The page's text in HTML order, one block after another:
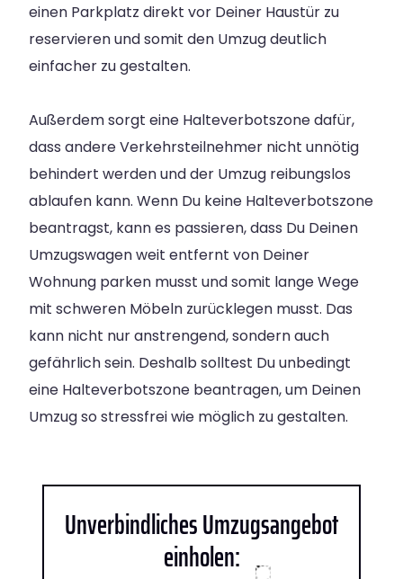
einen Parkplatz direkt vor Deiner Haustür zu
reservieren und somit den Umzug deutlich
einfacher zu gestalten.
Außerdem sorgt eine Halteverbotszone dafür,
dass andere Verkehrsteilnehmer nicht unnötig
behindert werden und der Umzug reibungslos
ablaufen kann. Wenn Du keine Halteverbotszone
beantragst, kann es passieren, dass Du Deinen
Umzugswagen weit entfernt von Deiner
Wohnung parken musst und somit lange Wege
mit schweren Möbeln zurücklegen musst. Das
kann nicht nur anstrengend, sondern auch
gefährlich sein. Deshalb solltest Du unbedingt
eine Halteverbotszone beantragen, um Deinen
Umzug so stressfrei wie möglich zu gestalten.
Unverbindliches Umzugsangebot
einholen: